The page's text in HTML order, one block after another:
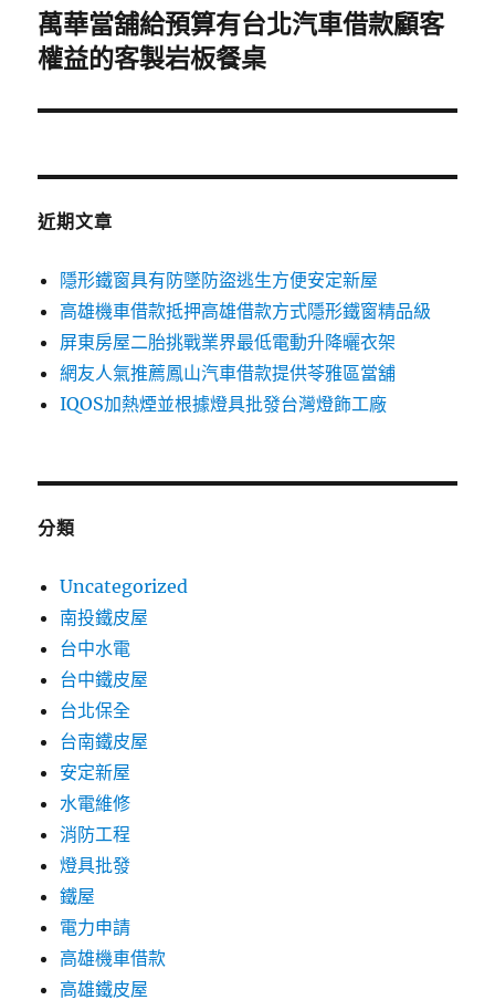
下
一
文
萬華當舖給預算有台北汽車借款顧客
權益的客製岩板餐桌
近期文章
隱形鐵窗具有防墜防盜逃生方便安定新屋
高雄機車借款抵押高雄借款方式隱形鐵窗精品級
屏東房屋二胎挑戰業界最低電動升降曬衣架
網友人氣推薦鳳山汽車借款提供苓雅區當舖
IQOS加熱煙並根據燈具批發台灣燈飾工廠
分類
Uncategorized
南投鐵皮屋
台中水電
台中鐵皮屋
台北保全
台南鐵皮屋
安定新屋
水電維修
消防工程
燈具批發
鐵屋
電力申請
高雄機車借款
高雄鐵皮屋